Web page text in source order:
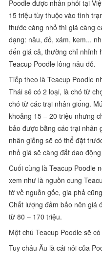
Poodle được nhân phối tại
15 triệu tùy thuộc vào tình
thước càng nhỏ thì giá càng
dạng: nâu, đỏ, xám, kem...
đến giá cả, thường chỉ nhỉnh
Teacup Poodle lông nâu đỏ.
Tiếp theo là Teacup Poodle
Thái sẽ có 2 loại, là chó từ
chó từ các trại nhân giống.
khoảng 15 – 20 triệu nhưng
bảo được bằng các trại nhân
nhân giống sẽ có thể đặt
nhỏ giá sẽ càng đắt dao
Cuối cùng là Teacup Poodle
xem như là nguồn cung
tờ về nguồn gốc, gia phả
Chất lượng đảm bảo nên giá
từ 80 – 170 triệu.
Một chú Teacup Poodle sẽ
Tuy châu Âu là cái nôi của